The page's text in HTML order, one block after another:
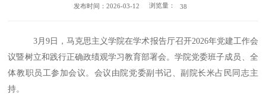
发布时间：2026-03-12 浏览量： 38
3月9日，马克思主义学院在学术报告厅召开2026年党建工作会
议暨树立和践行正确政绩观学习教育部署会。学院党委班子成员、全
体教职员工参加会议。会议由院党委副书记、副院长米占民同志主
持。